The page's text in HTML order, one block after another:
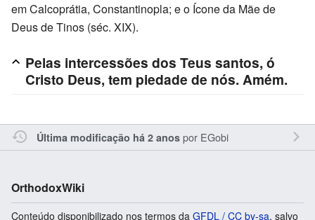
em Calcoprátia, Constantinopla; e o Ícone da Mãe de
Deus de Tinos (séc. XIX).
Pelas intercessões dos Teus santos, ó
Cristo Deus, tem piedade de nós. Amém.
Última modificação há 2 anospor EGobi
OrthodoxWiki
Conteúdo disponibilizado nos termos da GFDL / CC by-sa, salvo